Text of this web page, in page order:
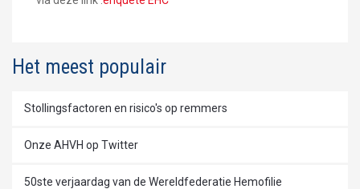
Het meest populair
Stollingsfactoren en risico's op remmers
Onze AHVH op Twitter
50ste verjaardag van de Wereldfederatie Hemofilie